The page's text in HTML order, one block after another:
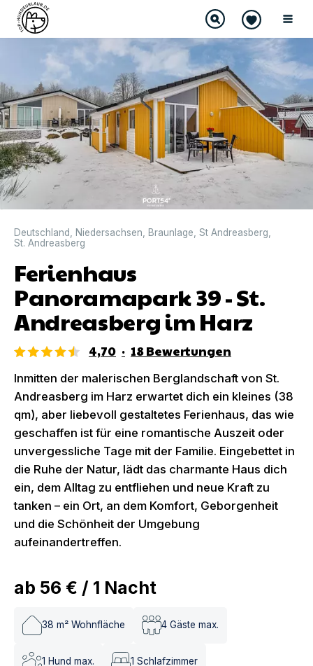
DIREKT BUCHBAR
Deutschland Niedersachsen Braunlage St Andreasberg
St. Andreasberg
Ferienhaus
Panoramapark 39 - St.
Andreasberg im Harz
4,70 · 18Bewertungen
Inmitten der malerischen Berglandschaft von St.
Andreasberg im Harz erwartet dich ein kleines (38
qm), aber liebevoll gestaltetes Ferienhaus, das wie
geschaffen ist für eine romantische Auszeit oder
unvergessliche Tage mit der Familie. Eingebettet in
die Ruhe der Natur, lädt das charmante Haus dich
ein, dem Alltag zu entfliehen und neue Kraft zu
tanken – ein Ort, an dem Komfort, Geborgenheit
und die Schönheit der Umgebung
aufeinandertreffen.
ab 56 € / 1 Nacht
38 m² Wohnfläche 4 Gäste max.
1 Hund max. 1 Schlafzimmer